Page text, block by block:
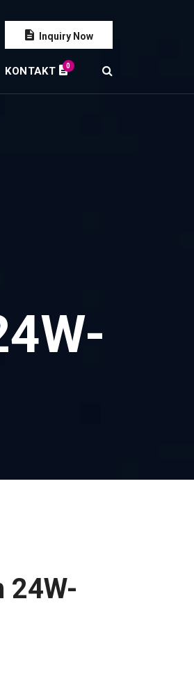
Inquiry Now
KONTAKT 0
24W-